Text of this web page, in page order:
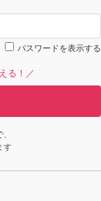
パスワードを表示する
る！／
す